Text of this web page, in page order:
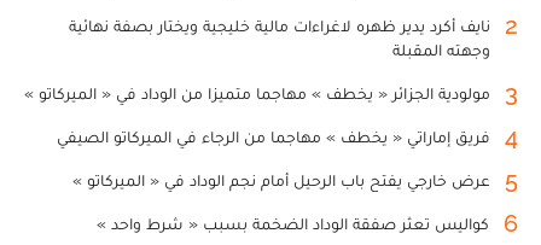
2
نايف أكرد يدير ظهره لاغراءات مالية خليجية ويختار بصفة نهائية
وجهته المقبلة
3 مولودية الجزائر « يخطف » مهاجما متميزا من الوداد في « الميركاتو »
4 فريق إماراتي « يخطف » مهاجما من الرجاء في الميركاتو الصيفي
5 عرض خارجي يفتح باب الرحيل أمام نجم الوداد في « الميركاتو »
6 كواليس تعثر صفقة الوداد الضخمة بسبب « شرط واحد »